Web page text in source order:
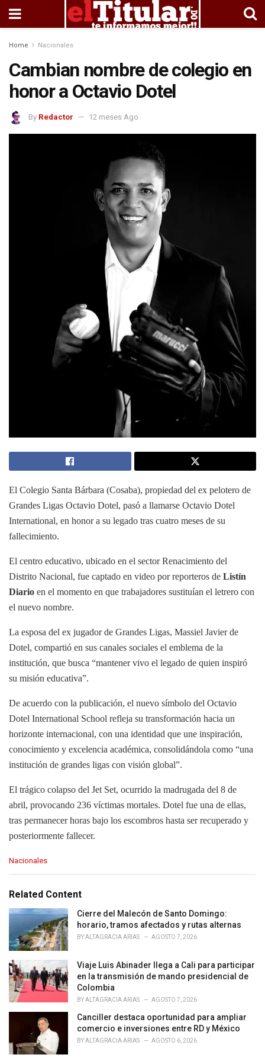
Home Nacionales
Cambian nombre de colegio en
honor a Octavio Dotel
By Redactor 12 meses Ago
El Colegio Santa Bárbara (Cosaba), propiedad del ex pelotero de
Grandes Ligas Octavio Dotel, pasó a llamarse Octavio Dotel
International, en honor a su legado tras cuatro meses de su
fallecimiento.
El centro educativo, ubicado en el sector Renacimiento del
Distrito Nacional, fue captado en video por reporteros de Listín
Diario en el momento en que trabajadores sustituían el letrero con
el nuevo nombre.
La esposa del ex jugador de Grandes Ligas, Massiel Javier de
Dotel, compartió en sus canales sociales el emblema de la
institución, que busca “mantener vivo el legado de quien inspiró
su misión educativa”.
De acuerdo con la publicación, el nuevo símbolo del Octavio
Dotel International School refleja su transformación hacia un
horizonte internacional, con una identidad que une inspiración,
conocimiento y excelencia académica, consolidándola como “una
institución de grandes ligas con visión global”.
El trágico colapso del Jet Set, ocurrido la madrugada del 8 de
abril, provocando 236 víctimas mortales. Dotel fue una de ellas,
tras permanecer horas bajo los escombros hasta ser recuperado y
posteriormente fallecer.
C
e
o
e
:
Nacionales
Related Content
Cierre del Malecón de Santo Domingo:
horario, tramos afectados y rutas alternas
BYALTAGRACIA ARIAS AGOSTO 7, 2026
Viaje Luis Abinader llega a Cali para participar
en la transmisión de mando presidencial de
Colombia
BYALTAGRACIA ARIAS AGOSTO 7, 2026
Canciller destaca oportunidad para ampliar
comercio e inversiones entre RD y México
BYALTAGRACIA ARIAS AGOSTO 6, 2026